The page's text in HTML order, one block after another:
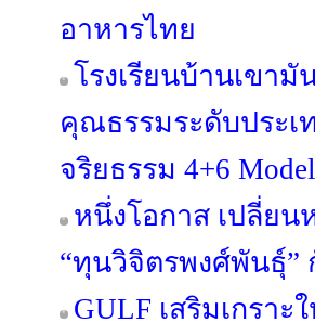
อาหารไทย
โรงเรียนบ้านเขามั
คุณธรรมระดับประ
จริยธรรม 4+6 Model
หนึ่งโอกาส เปลี่ย
“ทุนวิจิตรพงศ์พันธุ์”
GULF เสริมเกรา